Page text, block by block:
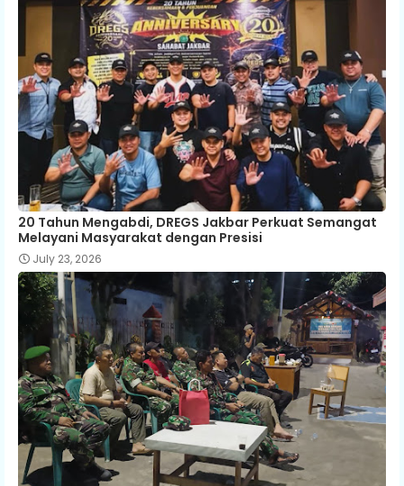
20 Tahun Mengabdi, DREGS Jakbar Perkuat Semangat
Melayani Masyarakat dengan Presisi
July 23, 2026